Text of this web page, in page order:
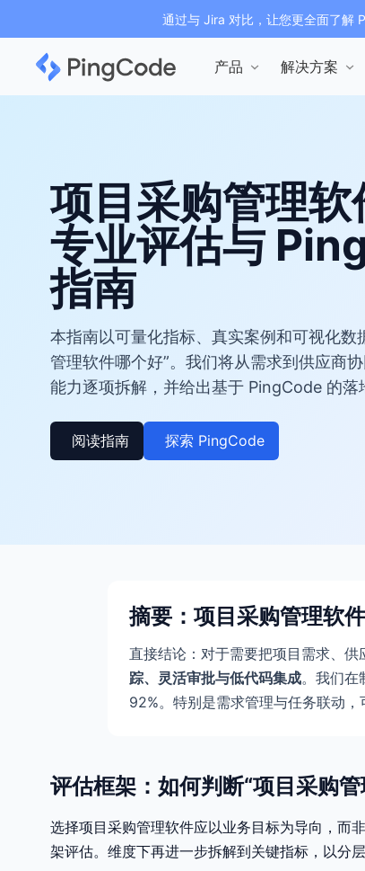
通过与 Jira 对比，让您更全面了解
产品 解决方案
项目采购管理软
专业评估与
指南
本指南以可量化指标、真实案例和可视化数
管理软件哪个好”。我们将从需求到供应商
能力逐项拆解，并给出基于 PingCode 的落
阅读指南 探索 PingCode
摘要：项目采购管理软
直接结论：对于需要把项目需求、
踪、灵活审批与低代码集成。我们在
92%。特别是需求管理与任务联动，
评估框架：如何判断“项目采购
选择项目采购管理软件应以业务目标为导向，而
架评估。维度下再进一步拆解到关键指标，以分